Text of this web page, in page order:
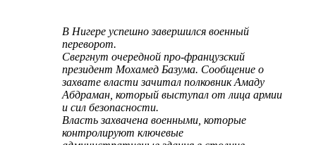
В Нигере успешно завершился военный
переворот.
Свергнут очередной про-французский
президент Мохамед Базума. Сообщение о
захвате власти зачитал полковник Амаду
Абдраман, который выступал от лица армии
и сил безопасности.
Власть захвачена военными, которые
контролируют ключевые